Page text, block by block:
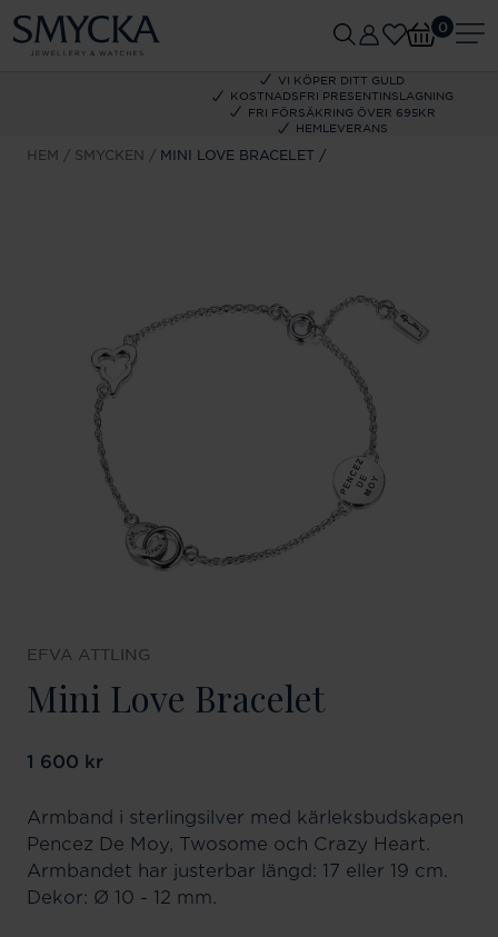
VI KÖPER DITT GULD
KOSTNADSFRI PRESENTINSLAGNING
FRI FÖRSÄKRING ÖVER 695KR
HEMLEVERANS
0
HEM SMYCKEN MINI LOVE BRACELET
EFVA ATTLING
Mini Love Bracelet
Pris:1 600 kr
1 600 kr
Armband i sterlingsilver med kärleksbudskapen
Pencez De Moy, Twosome och Crazy Heart.
Armbandet har justerbar längd: 17 eller 19 cm.
Dekor: Ø 10 - 12 mm.